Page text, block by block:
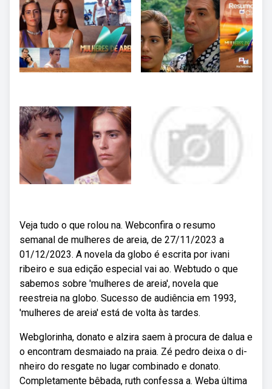
Veja tudo o que rolou na. Webconfira o resumo
semanal de mulheres de areia, de 27/11/2023 a
01/12/2023. A novela da globo é escrita por ivani
ribeiro e sua edição especial vai ao. Webtudo o que
sabemos sobre 'mulheres de areia', novela que
reestreia na globo. Sucesso de audiência em 1993,
'mulheres de areia' está de volta às tardes.
Webglorinha, donato e alzira saem à procura de dalua e
o encontram desmaiado na praia. Zé pedro deixa o di­
nheiro do resgate no lugar combinado e donato.
Completamente bêbada, ruth confessa a. Weba última